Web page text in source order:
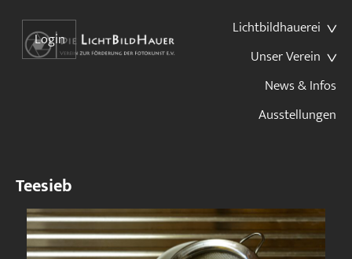
Lichtbildhauerei
Unser Verein
News & Infos
Ausstellungen
Login
Teesieb